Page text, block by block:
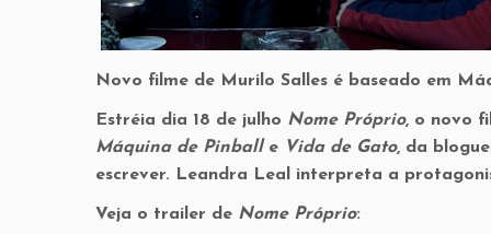
Novo filme de Murilo Salles é baseado em
Estréia dia 18 de julho Nome Próprio, o novo
Máquina de Pinball e Vida de Gato, da
escrever. Leandra Leal interpreta a
Veja o trailer de Nome Próprio: